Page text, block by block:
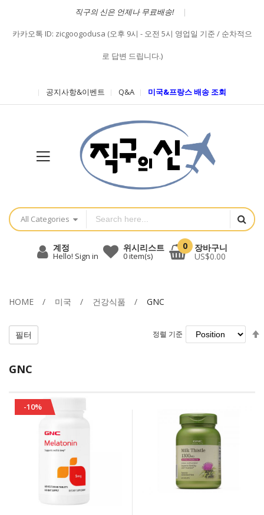
직구의 신은 언제나 무료배송!
카카오톡 ID: zicgoogodusa (오후 9시 - 오전 5시 영업일 기준 / 순차적으
로 답변 드립니다.)
공지사항&이벤트 Q&A 미국&프랑스 배송 조회
All Categories
계정
Hello! Sign in
위시리스트
0item(s)
0 장바구니
US$0.00
HOME 미국 건강식품 GNC
GNC
정렬 기준
-10%
정렬 기준
필터